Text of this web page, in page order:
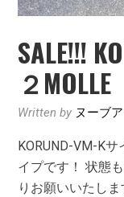
SALE!!!
２MOLLE
Written by ヌーブ
KORUND-VM-K
イプです！ 状態
りお願いいたし